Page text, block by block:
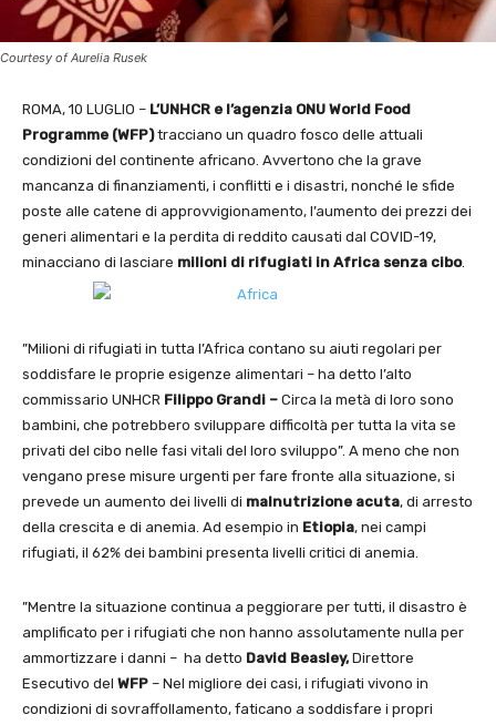
Courtesy of Aurelia Rusek
ROMA, 10 LUGLIO – L’UNHCR e l’agenzia ONU World Food
Programme (WFP)tracciano un quadro fosco delle attuali
condizioni del continente africano. Avvertono che la grave
mancanza di finanziamenti, i conflitti e i disastri, nonché le sfide
poste alle catene di approvvigionamento, l’aumento dei prezzi dei
generi alimentari e la perdita di reddito causati dal COVID-19,
minacciano di lasciare milioni di rifugiati in Africa senza cibo.
”Milioni di rifugiati in tutta l’Africa contano su aiuti regolari per
soddisfare le proprie esigenze alimentari – ha detto l’alto
commissario UNHCR Filippo Grandi – Circa la metà di loro sono
bambini, che potrebbero sviluppare difficoltà per tutta la vita se
privati ​​del cibo nelle fasi vitali del loro sviluppo”. A meno che non
vengano prese misure urgenti per fare fronte alla situazione, si
prevede un aumento dei livelli di malnutrizione acuta, di arresto
della crescita e di anemia. Ad esempio in Etiopia, nei campi
rifugiati, il 62% dei bambini presenta livelli critici di anemia.
”Mentre la situazione continua a peggiorare per tutti, il disastro è
amplificato per i rifugiati che non hanno assolutamente nulla per
ammortizzare i danni – ha detto David Beasley,Direttore
Esecutivo del WFP – Nel migliore dei casi, i rifugiati vivono in
condizioni di sovraffollamento, faticano a soddisfare i propri